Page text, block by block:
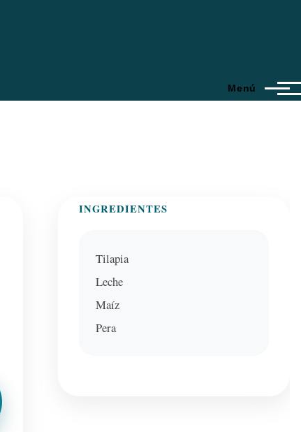
Menú
INGREDIENTES
Tilapia
Leche
Maíz
Pera